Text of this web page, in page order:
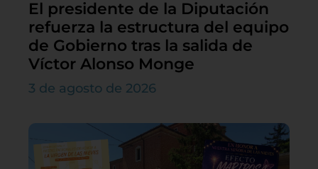
El presidente de la Diputación
refuerza la estructura del equipo
de Gobierno tras la salida de
Víctor Alonso Monge
3 de agosto de 2026